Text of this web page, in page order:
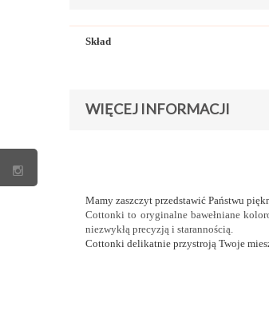
Skład
WIĘCEJ INFORMACJI
Mamy zaszczyt przedstawić Państwu
Cottonki to oryginalne bawełniane
niezwykłą precyzją i starannością.
Cottonki delikatnie przystroją Twoje